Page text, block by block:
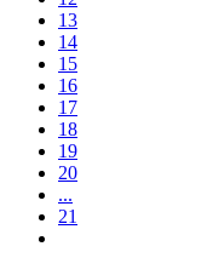
13
14
15
16
17
18
19
20
...
21